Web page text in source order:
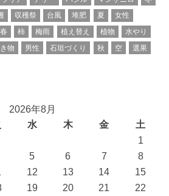
収穫祭 台風 堆肥 夏
女性
春 柿 梅雨 植え替え 植物
水やり
物 男性 石垣づくり 秋 空
選果
2026年8月
水 木 金 土
1
5 6 7
8
12 13 14
15
19 20 21
22